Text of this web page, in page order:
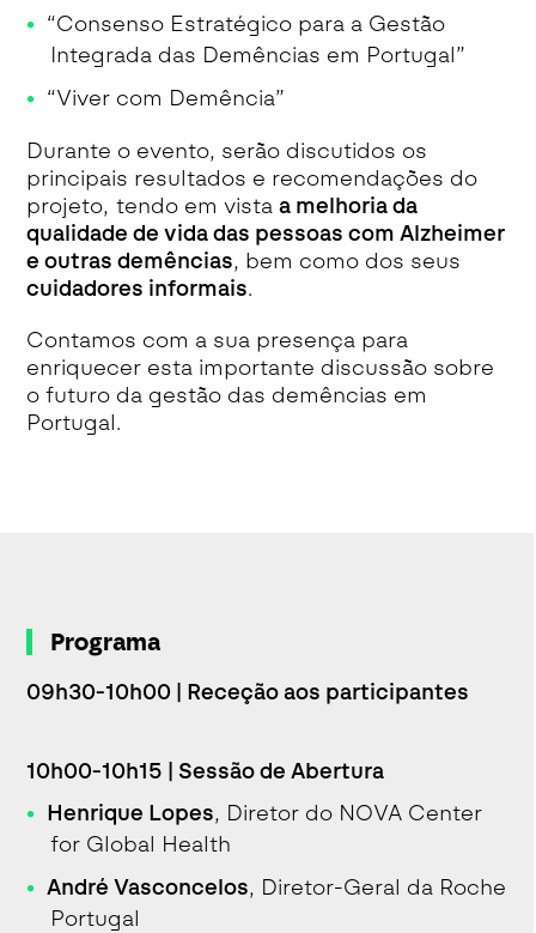
“Consenso Estratégico para a Gestão
Integrada das Demências em Portugal”
“Viver com Demência”
Durante o evento, serão discutidos os
principais resultados e recomendações do
projeto, tendo em vistaa melhoria da
qualidade de vida das pessoas com Alzheimer
e outras demências, bem como dos seus
cuidadores informais.
Contamos com a sua presença para
enriquecer esta importante discussão sobre
o futuro da gestão das demências em
Portugal.
Programa
09h30-10h00 | Receção aos participantes
10h00-10h15 | Sessão de Abertura
Henrique Lopes, Diretor do NOVA Center
for Global Health
André Vasconcelos, Diretor-Geral da Roche
Portugal